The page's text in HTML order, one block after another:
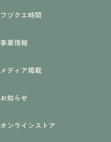
フヅクエ時間
事業情報
メディア掲載
お知らせ
オンラインストア